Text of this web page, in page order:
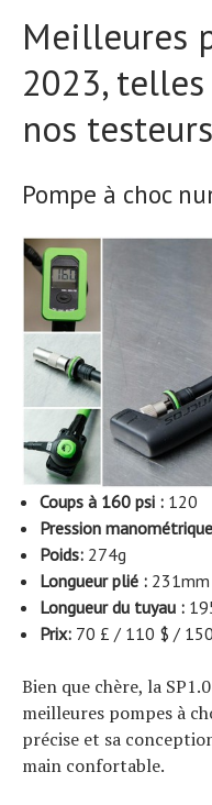
Meilleures
2023, telles
nos
Pompe à choc
Coups à 160 psi : 120
Pression
Poids: 274g
Longueur plié : 231mm
Longueur du tuyau :
Prix: 70 £ / 110 $ /
Bien que chère, la
meilleures pompes à
précise et sa
main confortable.